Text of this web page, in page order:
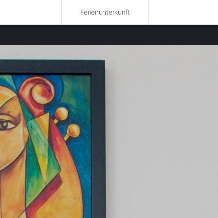
Ferienunterkunft
in Lausanne mieten
in Nyon mieten
in Aigle mieten
in Courmayeur mieten
in Conthey mieten
in Riviera-Pays-d'Enhaut mieten